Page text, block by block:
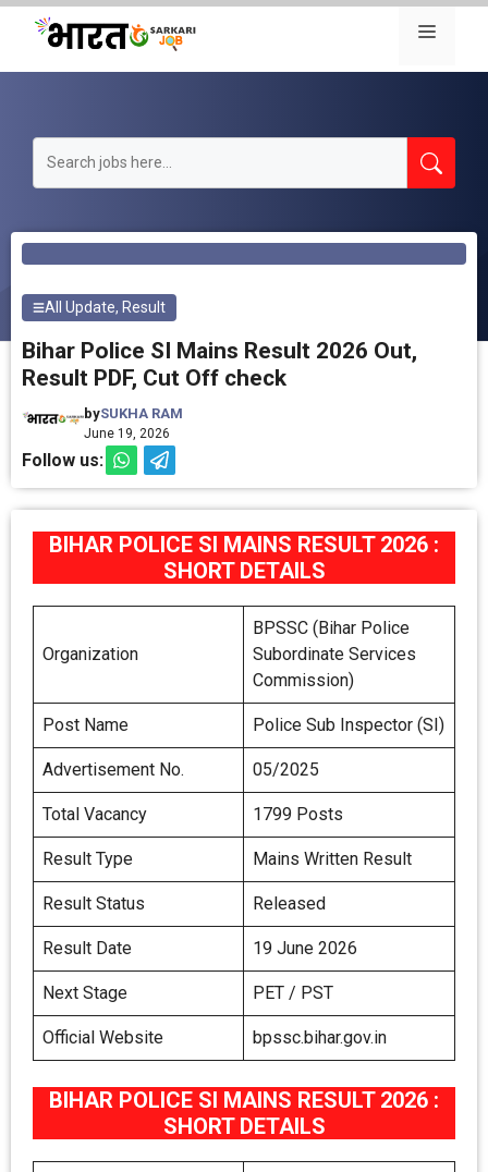
Skip
content
Menu
All Update, Result
Bihar Police SI Mains Result 2026 Out,
Result PDF, Cut Off check
bySUKHA RAM
June 19, 2026
Follow us:
BIHAR POLICE SI MAINS RESULT 2026 :
SHORT DETAILS
Organization
BPSSC (Bihar Police
Subordinate Services
Commission)
Post Name Police Sub Inspector (SI)
Advertisement No. 05/2025
Total Vacancy 1799 Posts
Result Type Mains Written Result
Result Status Released
Result Date 19 June 2026
Next Stage PET / PST
Official Website bpssc.bihar.gov.in
BIHAR POLICE SI MAINS RESULT 2026 :
SHORT DETAILS